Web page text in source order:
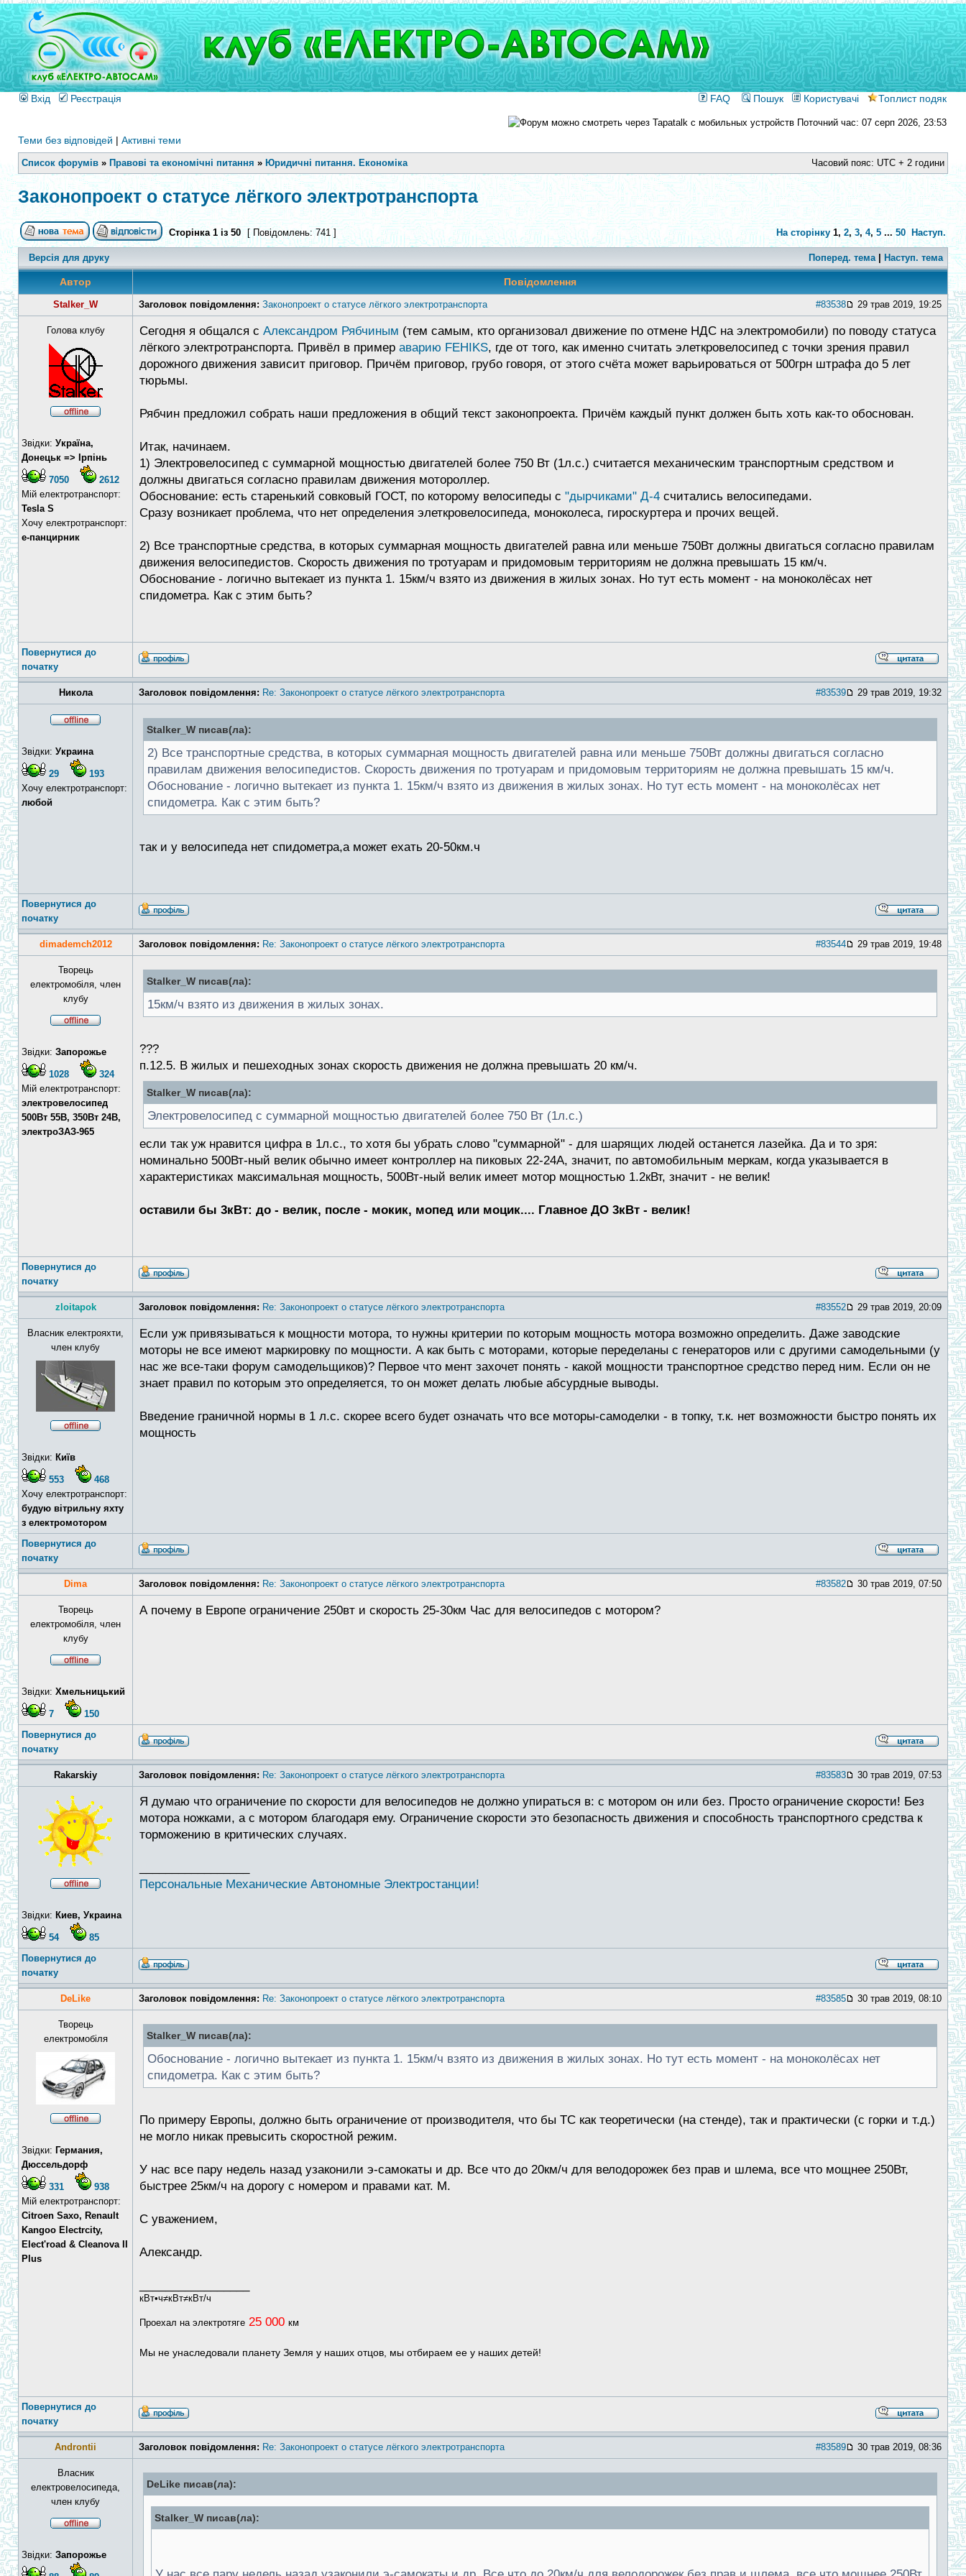
Вхід Реєстрація FAQ Пошук Користувачі Топлист подяк
Поточний час: 07 серп 2026, 23:53
Теми без відповідей | Активні теми
Список форумів » Правові та економічні питання » Юридичні питання. Економіка Часовий пояс: UTC + 2 години
Законопроект о статусе лёгкого электротранспорта
Сторінка1 із 50 [ Повідомлень: 741 ] На сторінку 1, 2, 3,4, 5 ...50 Наступ.
Версія для друку Поперед. тема| Наступ. тема
Автор Повідомлення
Stalker_W Заголовок повідомлення: Законопроект о статусе лёгкого электротранспорта #83538 29 трав 2019, 19:25
Голова клубу
Звідки: Україна,
Донецьк => Ірпінь
7050
2612
Мій електротранспорт:
Tesla S
Хочу електротранспорт:
е-панцирник
Сегодня я общался с Александром Рябчиным (тем самым, кто организовал движение по отмене НДС на электромобили) по поводу статуса
лёгкого электротранспорта. Привёл в пример аварию FEHIKS, где от того, как именно считать элеткровелосипед с точки зрения правил
дорожного движения зависит приговор. Причём приговор, грубо говоря, от этого счёта может варьироваться от 500грн штрафа до 5 лет
тюрьмы.
Рябчин предложил собрать наши предложения в общий текст законопроекта. Причём каждый пункт должен быть хоть как-то обоснован.
Итак, начинаем.
1) Электровелосипед с суммарной мощностью двигателей более 750 Вт (1л.с.) считается механическим транспортным средством и
должны двигаться согласно правилам движения мотороллер.
Обоснование: есть старенький совковый ГОСТ, по которому велосипеды с "дырчиками" Д-4 считались велосипедами.
Сразу возникает проблема, что нет определения элеткровелосипеда, моноколеса, гироскуртера и прочих вещей.
2) Все транспортные средства, в которых суммарная мощность двигателей равна или меньше 750Вт должны двигаться согласно правилам
движения велосипедистов. Скорость движения по тротуарам и придомовым территориям не должна превышать 15 км/ч.
Обоснование - логично вытекает из пункта 1. 15км/ч взято из движения в жилых зонах. Но тут есть момент - на моноколёсах нет
спидометра. Как с этим быть?
Повернутися до
початку
Никола Заголовок повідомлення: Re: Законопроект о статусе лёгкого электротранспорта #83539 29 трав 2019, 19:32
Звідки: Украина
29
193
Хочу електротранспорт:
любой
Stalker_W писав(ла):
2) Все транспортные средства, в которых суммарная мощность двигателей равна или меньше 750Вт должны двигаться согласно
правилам движения велосипедистов. Скорость движения по тротуарам и придомовым территориям не должна превышать 15 км/ч.
Обоснование - логично вытекает из пункта 1. 15км/ч взято из движения в жилых зонах. Но тут есть момент - на моноколёсах нет
спидометра. Как с этим быть?
так и у велосипеда нет спидометра,а может ехать 20-50км.ч
Повернутися до
початку
dimademch2012 Заголовок повідомлення: Re: Законопроект о статусе лёгкого электротранспорта #83544 29 трав 2019, 19:48
Творець
електромобіля, член
клубу
Звідки: Запорожье
1028
324
Мій електротранспорт:
электровелосипед
500Вт 55В, 350Вт 24В,
электроЗАЗ-965
Stalker_W писав(ла):
15км/ч взято из движения в жилых зонах.
???
п.12.5. В жилых и пешеходных зонах скорость движения не должна превышать 20 км/ч.
Stalker_W писав(ла):
Электровелосипед с суммарной мощностью двигателей более 750 Вт (1л.с.)
если так уж нравится цифра в 1л.с., то хотя бы убрать слово "суммарной" - для шарящих людей останется лазейка. Да и то зря:
номинально 500Вт-ный велик обычно имеет контроллер на пиковых 22-24А, значит, по автомобильным меркам, когда указывается в
характеристиках максимальная мощность, 500Вт-ный велик имеет мотор мощностью 1.2кВт, значит - не велик!
оставили бы 3кВт: до - велик, после - мокик, мопед или моцик.... Главное ДО 3кВт - велик!
Повернутися до
початку
zloitapok Заголовок повідомлення: Re: Законопроект о статусе лёгкого электротранспорта #83552 29 трав 2019, 20:09
Власник електрояхти,
член клубу
Звідки: Київ
553
468
Хочу електротранспорт:
будую вітрильну яхту
з електромотором
Если уж привязываться к мощности мотора, то нужны критерии по которым мощность мотора возможно определить. Даже заводские
моторы не все имеют маркировку по мощности. А как быть с моторами, которые переделаны с генераторов или с другими самодельными (у
нас же все-таки форум самодельщиков)? Первое что мент захочет понять - какой мощности транспортное средство перед ним. Если он не
знает правил по которым это определяется, то он может делать любые абсурдные выводы.
Введение граничной нормы в 1 л.с. скорее всего будет означать что все моторы-самоделки - в топку, т.к. нет возможности быстро понять их
мощность
Повернутися до
початку
Dima Заголовок повідомлення: Re: Законопроект о статусе лёгкого электротранспорта #83582 30 трав 2019, 07:50
Творець
електромобіля, член
клубу
Звідки: Хмельницький
7 150
А почему в Европе ограничение 250вт и скорость 25-30км Час для велосипедов с мотором?
Повернутися до
початку
Rakarskiy Заголовок повідомлення: Re: Законопроект о статусе лёгкого электротранспорта #83583 30 трав 2019, 07:53
Звідки: Киев, Украина
54 85
Я думаю что ограничение по скорости для велосипедов не должно упираться в: с мотором он или без. Просто ограничение скорости! Без
мотора ножками, а с мотором благодаря ему. Ограничение скорости это безопасность движения и способность транспортного средства к
торможению в критических случаях.
Персональные Механические Автономные Электростанции!
Повернутися до
початку
DeLike Заголовок повідомлення: Re: Законопроект о статусе лёгкого электротранспорта #83585 30 трав 2019, 08:10
Творець
електромобіля
Звідки: Германия,
Дюссельдорф
331
938
Мій електротранспорт:
Citroen Saxo, Renault
Kangoo Electrcity,
Elect'road & Cleanova II
Plus
Stalker_W писав(ла):
Обоснование - логично вытекает из пункта 1. 15км/ч взято из движения в жилых зонах. Но тут есть момент - на моноколёсах нет
спидометра. Как с этим быть?
По примеру Европы, должно быть ограничение от производителя, что бы ТС как теоретически (на стенде), так и практически (с горки и т.д.)
не могло никак превысить скоростной режим.
У нас все пару недель назад узаконили э-самокаты и др. Все что до 20км/ч для велодорожек без прав и шлема, все что мощнее 250Вт,
быстрее 25км/ч на дорогу с номером и правами кат. М.
С уважением,
Александр.
кВт•ч≠кВт≠кВт/ч
Проехал на электротяге 25 000 км
Мы не унаследовали планету Земля у наших отцов, мы отбираем ее у наших детей!
Повернутися до
початку
Androntii Заголовок повідомлення: Re: Законопроект о статусе лёгкого электротранспорта #83589 30 трав 2019, 08:36
Власник
електровелосипеда,
член клубу
Звідки: Запорожье
DeLike писав(ла):
Stalker_W писав(ла):